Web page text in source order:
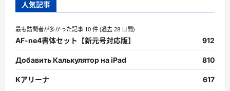
人気記事
最も訪問者が多かった記事 10 件 (過去 28 日間)
AF-ne4書体セット【新元号対応版】 912
Добавить Калькулятор на iPad 810
Kアリーナ 617